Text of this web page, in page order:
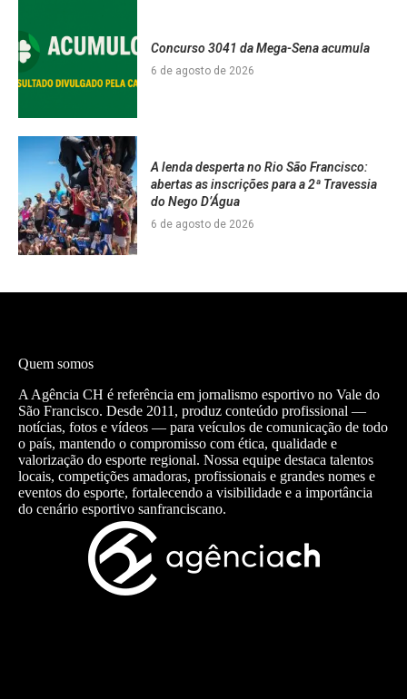
Concurso 3041 da Mega-Sena acumula
6 de agosto de 2026
A lenda desperta no Rio São Francisco:
abertas as inscrições para a 2ª Travessia
do Nego D’Água
6 de agosto de 2026
Quem somos
A Agência CH é referência em jornalismo esportivo no Vale do
São Francisco. Desde 2011, produz conteúdo profissional —
notícias, fotos e vídeos — para veículos de comunicação de todo
o país, mantendo o compromisso com ética, qualidade e
valorização do esporte regional. Nossa equipe destaca talentos
locais, competições amadoras, profissionais e grandes nomes e
eventos do esporte, fortalecendo a visibilidade e a importância
do cenário esportivo sanfranciscano.